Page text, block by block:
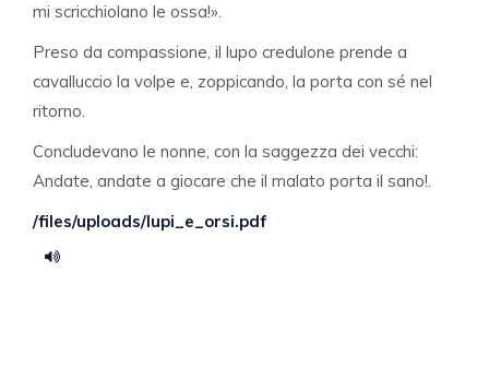
mi scricchiolano le ossa!».
Preso da compassione, il lupo credulone prende a
cavalluccio la volpe e, zoppicando, la porta con sé nel
ritorno.
Concludevano le nonne, con la saggezza dei vecchi:
Andate, andate a giocare che il malato porta il sano!.
/files/uploads/lupi_e_orsi.pdf